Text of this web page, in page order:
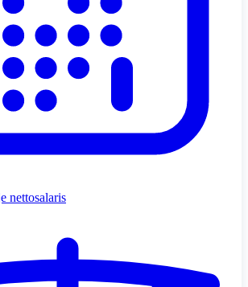
nettosalaris